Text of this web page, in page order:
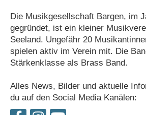
Die Musikgesellschaft Bargen, im
gegründet, ist ein kleiner
Seeland. Ungefähr 20
spielen aktiv im Verein mit. Die
Stärkenklasse als Brass Band.
Alles News, Bilder und aktuelle
du auf den Social Media Kanälen: